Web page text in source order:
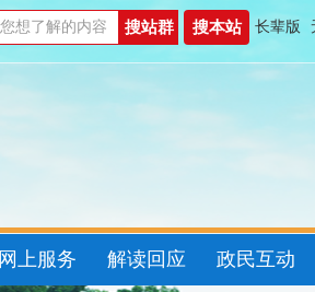
长辈版
网上服务 解读回应 政民互动